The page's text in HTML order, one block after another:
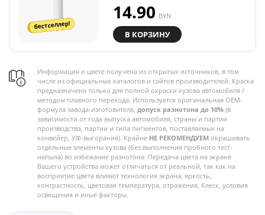
бестселлер!
14.90 BYN
В КОРЗИНУ
Информация о цвете получена из открытых источников, в том
числе из официальных каталогов и сайтов производителей. Краска
предназначена только для полной окраски кузова автомобиля /
методом плавного перехода. Используется оригинальная OEM-
формула завода-изготовителя, допуск разнотона до 10% (в
зависимости от года выпуска автомобиля, страны и партии
производства, партии и типа пигментов, поставляемых на
конвейер, УФ-выгорания). Крайне НЕ РЕКОМЕНДУЕМ окрашивать
отдельные элементы кузова (без выполнения пробного тест-
напыла) во избежание разнотона. Передача цвета на экране
Вашего устройства может отличаться от реальной, так как на
восприятие цвета влияют технология экрана, яркость,
контрастность, цветовая температура, отражения, блеск, условия
освещения и иные факторы.